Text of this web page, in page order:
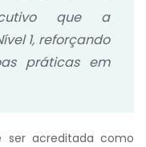
que a
1, reforçando
práticas em
ser acreditada como